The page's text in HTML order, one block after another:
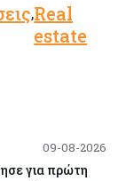
,Real
estate
09-08-2026
για πρώτη